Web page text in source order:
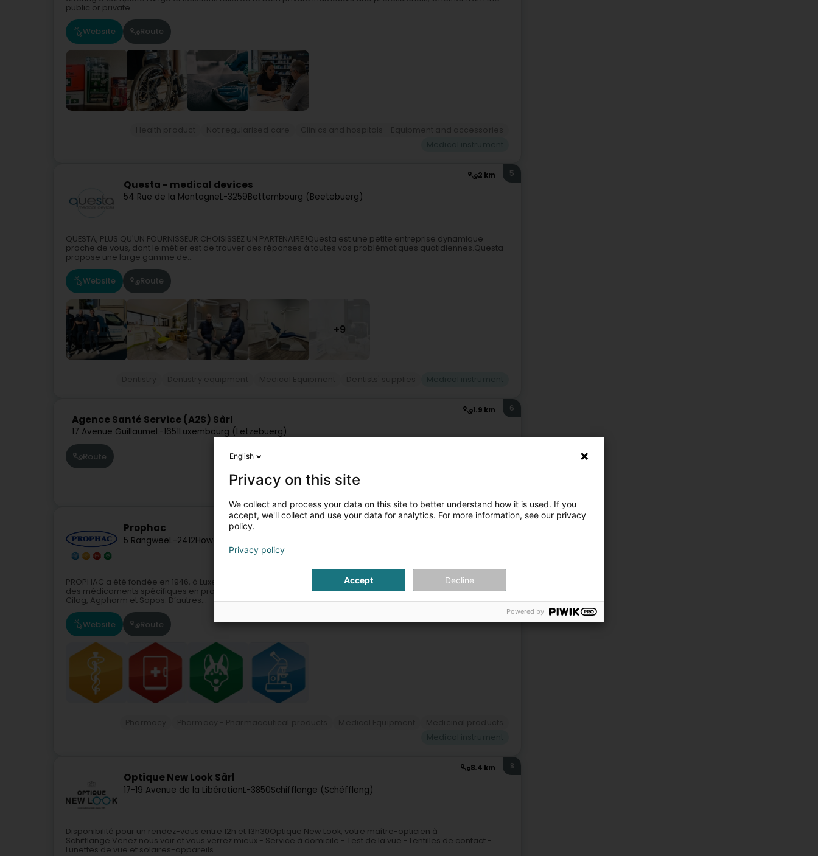
public or private...
Website Route
2 km
Questa - medical devices
54 Rue de la MontagneL-3259Bettembourg (Beetebuerg)
5
QUESTA, PLUS QU'UN FOURNISSEUR CHOISISSEZ UN PARTENAIRE !Questa est une petite entreprise dynamique
proche de vous, dont le métier est de trouver des réponses à toutes vos problématiques quotidiennes.Questa
propose une large gamme de...
Website Route
+9
1.9 km
Agence Santé Service (A2S) Sàrl
17 Avenue GuillaumeL-1651Luxembourg (Lëtzebuerg)
6
Route
6.6 km
Prophac
5 RangweeL-2412Howald (Houwald)
7
PROPHAC a été fondée en 1946, à Luxembourg-Ville, pour répondre à la demande de médecins pour importer
des médicaments spécifiques en provenance d’Allemagne et de Suisse. Les premières représentations étaient
Cilag, Agpharm et Sapos. D’autres...
Website Route
8.4 km
Optique New Look Sàrl
17-19 Avenue de la LibérationL-3850Schifflange (Schëffleng)
8
Disponibilité pour un rendez-vous entre 12h et 13h30Optique New Look, votre maître-opticien à
Schifflange.Venez nous voir et vous verrez mieux - Service à domicile - Test de la vue - Lentilles de contact -
Lunettes de vue et solaires-appareils...
English
Privacy on this site
We collect and process your data on this site to better understand how it is used. If you
accept, we'll collect and use your data for analytics. For more information, see our privacy
policy.
Privacy policy
Accept Decline
Powered by